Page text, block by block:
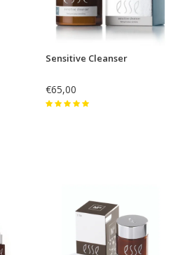
Sensitive Cleanser
€65,00